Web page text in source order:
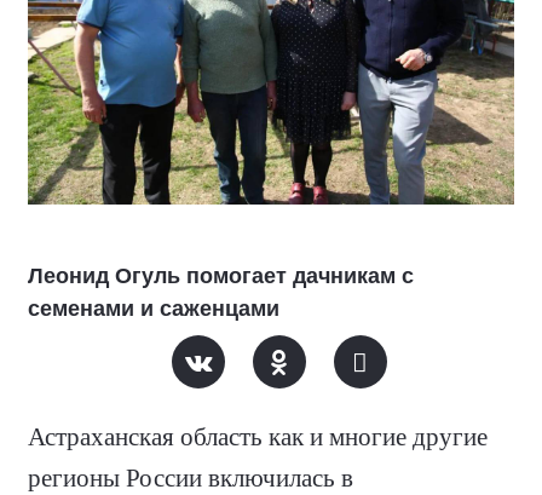
Леонид Огуль помогает дачникам с
семенами и саженцами
Астраханская область как и многие другие
регионы России включилась в